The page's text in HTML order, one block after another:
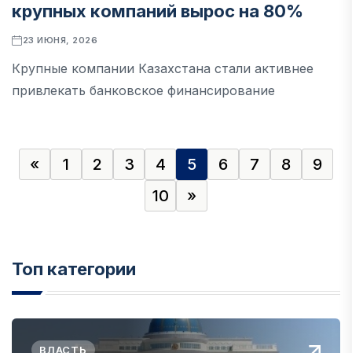
крупных компаний вырос на 80%
23 ИЮНЯ, 2026
Крупные компании Казахстана стали активнее
привлекать банковское финансирование
« 1 2 3 4 5 6 7 8
9
10
»
Топ категории
ВЛАСТЬ